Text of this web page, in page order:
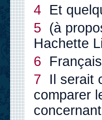
4Et
5 (à
Hachette
6
7 Il serait
comparer